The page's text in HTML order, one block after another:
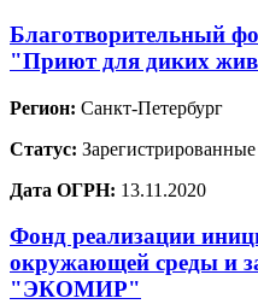
Благотворительный
"Приют для диких
Регион: Санкт-Петербург
Статус: Зарегистрированные
Дата ОГРН: 13.11.2020
Фонд реализации
окружающей среды и
"ЭКОМИР"